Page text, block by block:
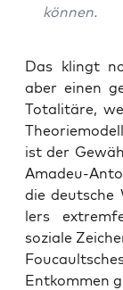
können.
Das klingt
aber einen
Tota­li­tä­re,
ist der
Ama­deu-
die deut­sche
lers
sozia­le
Ent­kom­men